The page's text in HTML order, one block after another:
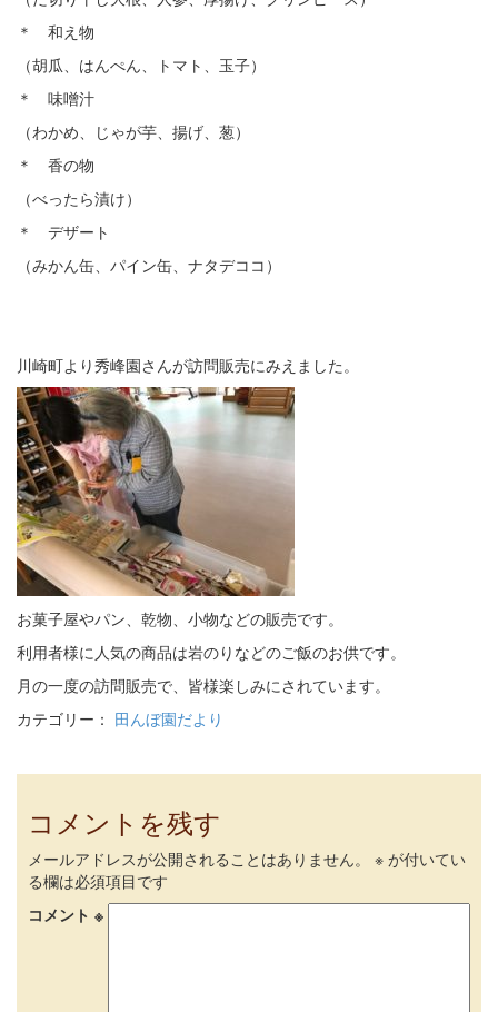
＊ 和え物
（胡瓜、はんぺん、トマト、玉子）
＊ 味噌汁
（わかめ、じゃが芋、揚げ、葱）
＊ 香の物
（べったら漬け）
＊ デザート
（みかん缶、パイン缶、ナタデココ）
川崎町より秀峰園さんが訪問販売にみえました。
お菓子屋やパン、乾物、小物などの販売です。
利用者様に人気の商品は岩のりなどのご飯のお供です。
月の一度の訪問販売で、皆様楽しみにされています。
カテゴリー： 田んぼ園だより
コメントを残す
メールアドレスが公開されることはありません。 ※ が付いてい
る欄は必須項目です
コメント ※